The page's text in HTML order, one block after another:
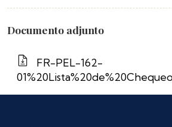
Documento adjunto
FR-PEL-162-